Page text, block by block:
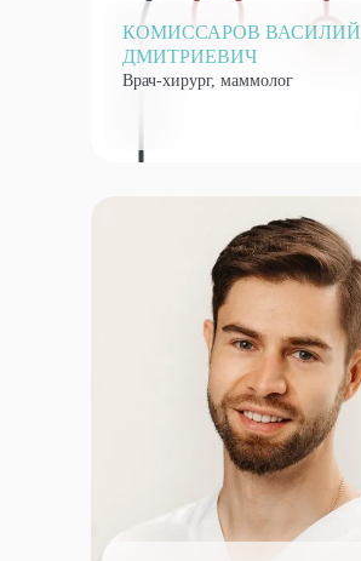
КОМИССАРОВ ВАСИЛИЙ
ДМИТРИЕВИЧ
Врач-хирург, маммолог